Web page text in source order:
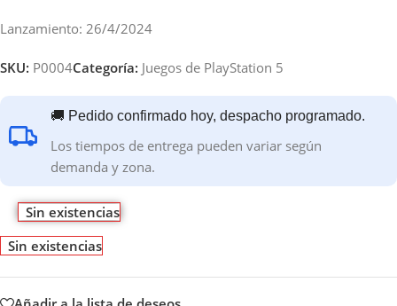
Lanzamiento: 26/4/2024
SKU: P0004Categoría: Juegos de PlayStation 5
🚚 Pedido confirmado hoy, despacho programado.
Los tiempos de entrega pueden variar según
demanda y zona.
Sin existencias
Sin existencias